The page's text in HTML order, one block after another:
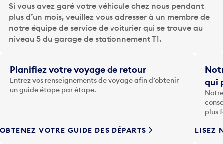
s
u
r
l
t
o
u
F
Si vous avez garé votre véhicule chez nous pendant
plus d’un mois, veuillez vous adresser à un membre de
notre équipe de service de voiturier qui se trouve au
niveau 5 du garage de stationnement T1.
Planifiez votre voyage de retour
Entrez vos renseignements de voyage afin d’obtenir
un guide étape par étape.
OBTENEZ VOTRE GUIDE DES DÉPARTS
qui
plus
LISEZ